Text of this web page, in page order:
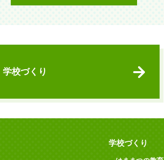
学校づくり
学校づくり